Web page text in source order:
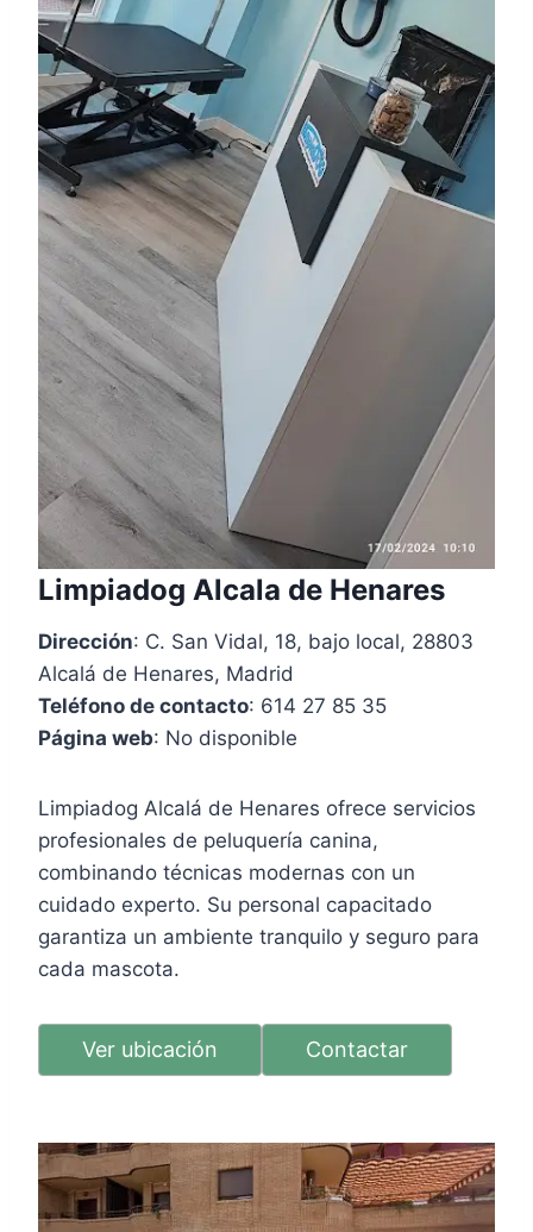
Limpiadog Alcala de Henares
Dirección: C. San Vidal, 18, bajo local, 28803
Alcalá de Henares, Madrid
Teléfono de contacto: 614 27 85 35
Página web: No disponible
Limpiadog Alcalá de Henares ofrece servicios
profesionales de peluquería canina,
combinando técnicas modernas con un
cuidado experto. Su personal capacitado
garantiza un ambiente tranquilo y seguro para
cada mascota.
Ver ubicación Contactar